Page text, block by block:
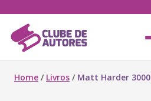
Home / Livros / Matt Harder